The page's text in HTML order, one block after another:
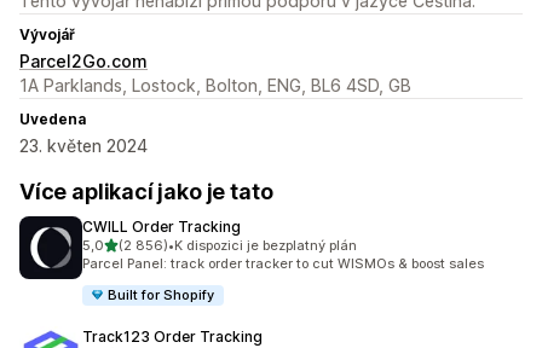
Vývojář
Parcel2Go.com
1A Parklands, Lostock, Bolton, ENG, BL6 4SD, GB
Uvedena
23. květen 2024
Více aplikací jako je tato
CWILL Order Tracking
5,0z 5 hvězd
(2 856)
Celkový počet recenzí: 2856
•K dispozici je bezplatný plán
Parcel Panel: track order tracker to cut WISMOs & boost sales
Built for Shopify
Track123 Order Tracking